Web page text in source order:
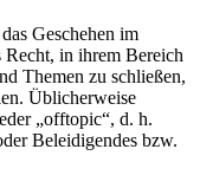
Geschehen im
Recht, in ihrem Bereich
Themen zu schließen,
Üblicherweise
„offtopic“, d. h.
Beleidigendes bzw.